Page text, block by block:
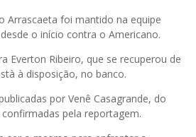
Arrascaeta foi mantido na equipe
o início contra o Americano.
Everton Ribeiro, que se recuperou de
à disposição, no banco.
por Venê Casagrande, do
pela reportagem.